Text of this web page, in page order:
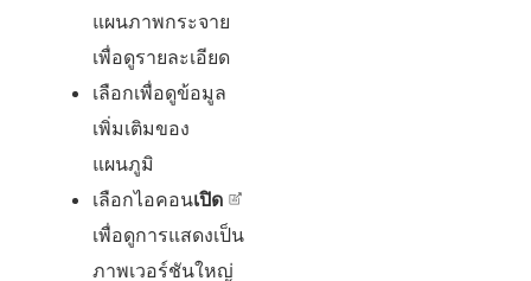
แผนภาพกระจาย
เพื่อดูรายละเอียด
เลือกเพื่อดูข้อมูล
เพิ่มเติมของ
แผนภูมิ
เลือกไอคอนเปิด
เพื่อดูการแสดงเป็น
ภาพเวอร์ชันใหญ่